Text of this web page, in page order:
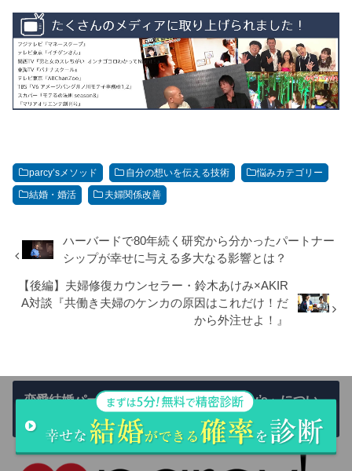
parcy’sメソッド 自分の想いを伝える技術 悩みカテゴリー
結婚・婚活 夫婦関係改善
ハーバードで80年続く研究から分かったパートナー
シップが幸せに与える多大なる影響とは？
【後編】夫婦修復カウンセラー・鈴木あけみ×AKIR
A対談『共働き夫婦のケンカの原因はこれだけ！だ
から外注せよ！』
恋愛結婚パーソナルトレーニング「parcy’s」につい
て